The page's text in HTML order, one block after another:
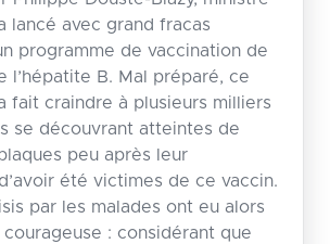
lancé avec grand fracas
programme de vaccination de
l’hépatite B. Mal préparé, ce
fait craindre à plusieurs milliers
se découvrant atteintes de
peu après leur
été victimes de ce vaccin.
par les malades ont eu alors
: considérant que